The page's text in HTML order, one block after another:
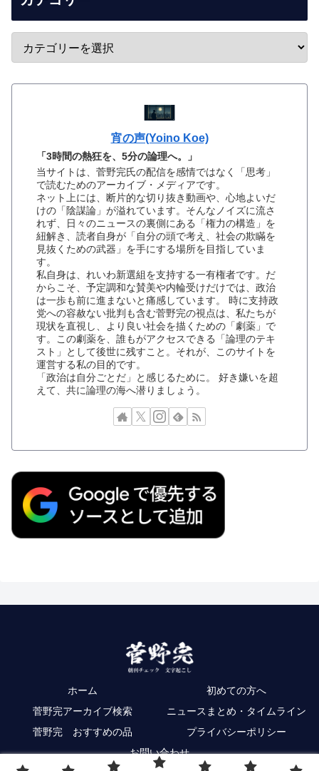
宵の声(Yoino Koe)
「3時間の熱狂を、5分の論理へ。」
当サイトは、菅野完氏の配信を感情ではなく「思考」
で読むためのアーカイブ・メディアです。
ネット上には、断片的な切り抜き動画や、心地よいだ
けの「陰謀論」が溢れています。そんなノイズに流さ
れず、日々のニュースの裏側にある「権力の構造」を
紐解き、読者自身が「自分の頭で考え、社会の欺瞞を
見抜くための武器」を手にする場所を目指していま
す。
私自身は、れいわ新選組を支持する一有権者です。だ
からこそ、予定調和な賛美や内輪受けだけでは、政治
は一歩も前に進まないと痛感しています。 時に支持政
党への容赦ない批判も含む菅野完の視点は、私たちが
現状を直視し、より良い社会を描くための「劇薬」で
す。この劇薬を、誰もがアクセスできる「論理のテキ
スト」として後世に残すこと。それが、このサイトを
運営する私の目的です。
「政治は自分ごとだ」と感じるために。 好き嫌いを超
えて、共に論理の海へ潜りましょう。
ホーム
初めての方へ
菅野完アーカイブ検索
ニュースまとめ・タイムライン
菅野完 おすすめの品
プライバシーポリシー
お問い合わせ